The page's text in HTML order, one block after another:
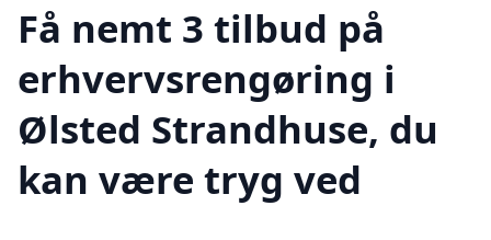
Få nemt 3 tilbud på
erhvervsrengøring i
Ølsted Strandhuse, du
kan være tryg ved